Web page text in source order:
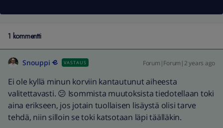
1 kommentti
Snouppi VASTAUS Forum|Forum|2 years ago
Ei ole kyllä minun korviin kantautunut aiheesta
valitettavasti. 😕 Isommista muutoksista tiedotellaan toki
aina erikseen, jos jotain tuollaisen lisäystä olisi tarve
tehdä, niin silloin se toki katsotaan läpi täälläkin.